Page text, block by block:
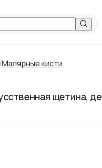
/Малярные кисти
щетина,